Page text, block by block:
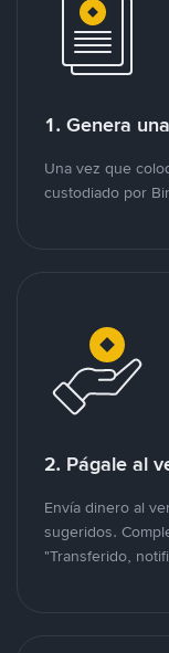
1. Genera
Una vez que
custodiado por
2. Págale al
Envía dinero al
sugeridos.
"Transferido,